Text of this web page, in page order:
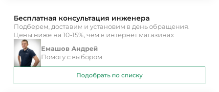
Бесплатная консультация инженера
Подберем, доставим и установим в день обращения.
Цены ниже на 10-15%, чем в интернет магазинах
Емашов Андрей
Помогу с выбором
Подобрать по списку